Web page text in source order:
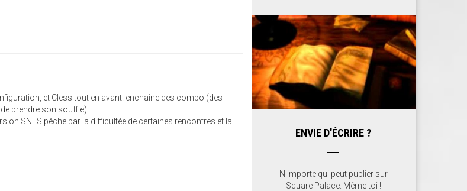
et Cless tout en avant. enchaine des combo (des
prendre son souffle).
SNES pêche par la difficultée de certaines rencontres et la
ENVIE D'ÉCRIRE ?
N'importe qui peut publier sur
Square Palace. Même toi !